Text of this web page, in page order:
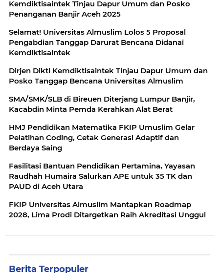
Kemdiktisaintek Tinjau Dapur Umum dan Posko
Penanganan Banjir Aceh 2025
Selamat! Universitas Almuslim Lolos 5 Proposal
Pengabdian Tanggap Darurat Bencana Didanai
Kemdiktisaintek
Dirjen Dikti Kemdiktisaintek Tinjau Dapur Umum dan
Posko Tanggap Bencana Universitas Almuslim
SMA/SMK/SLB di Bireuen Diterjang Lumpur Banjir,
Kacabdin Minta Pemda Kerahkan Alat Berat
HMJ Pendidikan Matematika FKIP Umuslim Gelar
Pelatihan Coding, Cetak Generasi Adaptif dan
Berdaya Saing
Fasilitasi Bantuan Pendidikan Pertamina, Yayasan
Raudhah Humaira Salurkan APE untuk 35 TK dan
PAUD di Aceh Utara
FKIP Universitas Almuslim Mantapkan Roadmap
2028, Lima Prodi Ditargetkan Raih Akreditasi Unggul
Berita Terpopuler